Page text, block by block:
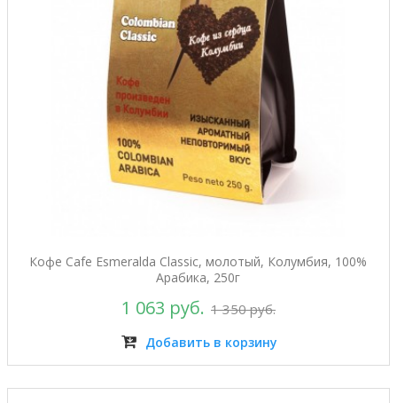
Кофе Cafe Esmeralda Classic, молотый, Колумбия, 100%
Арабика, 250г
1 063 руб. 1 350 руб.
Добавить в корзину